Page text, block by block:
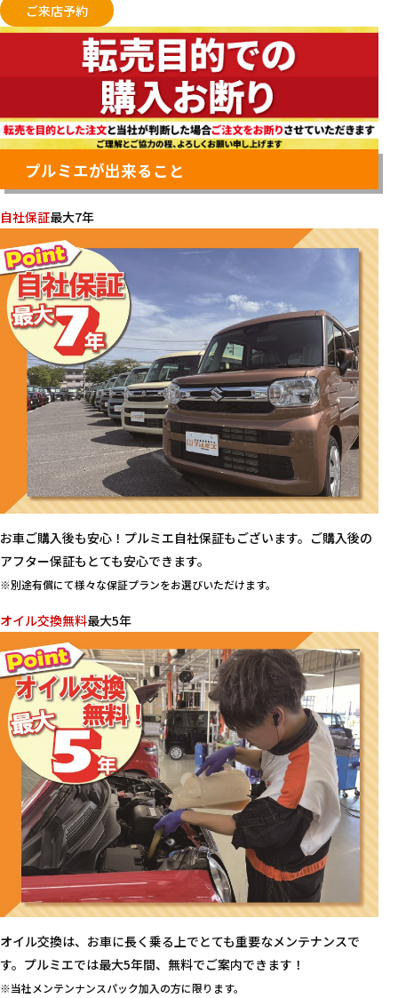
ご来店予約
プルミエが出来ること
自社保証最大7年
お車ご購入後も安心！プルミエ自社保証もございます。ご購入後の
アフター保証もとても安心できます。
※別途有償にて様々な保証プランをお選びいただけます。
オイル交換無料最大5年
オイル交換は、お車に長く乗る上でとても重要なメンテナンスで
す。プルミエでは最大5年間、無料でご案内できます！
※当社メンテンナンスパック加入の方に限ります。